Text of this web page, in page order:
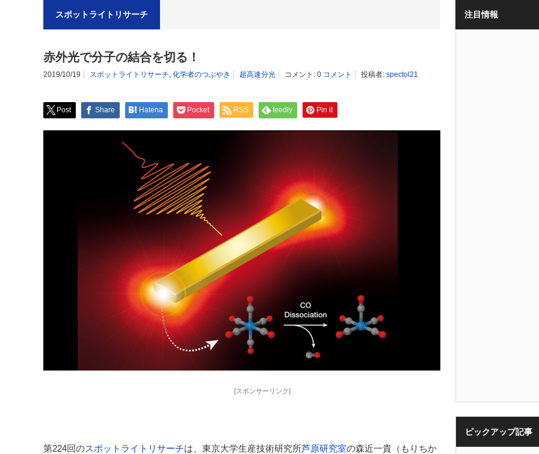
スポットライトリサーチ
赤外光で分子の結合を切る！
2019/10/19 スポットライトリサーチ, 化学者のつぶやき 超高速分光 コメント: 0 コメント 投稿者: spectol21
Post Share Hatena Pocket RSS feedly Pin it
[スポンサーリンク]
第224回のスポットライトリサーチは、 東京大学生産技術研究所芦原研究室の森近一貴（もりちか
注目情報
ピックアップ記事